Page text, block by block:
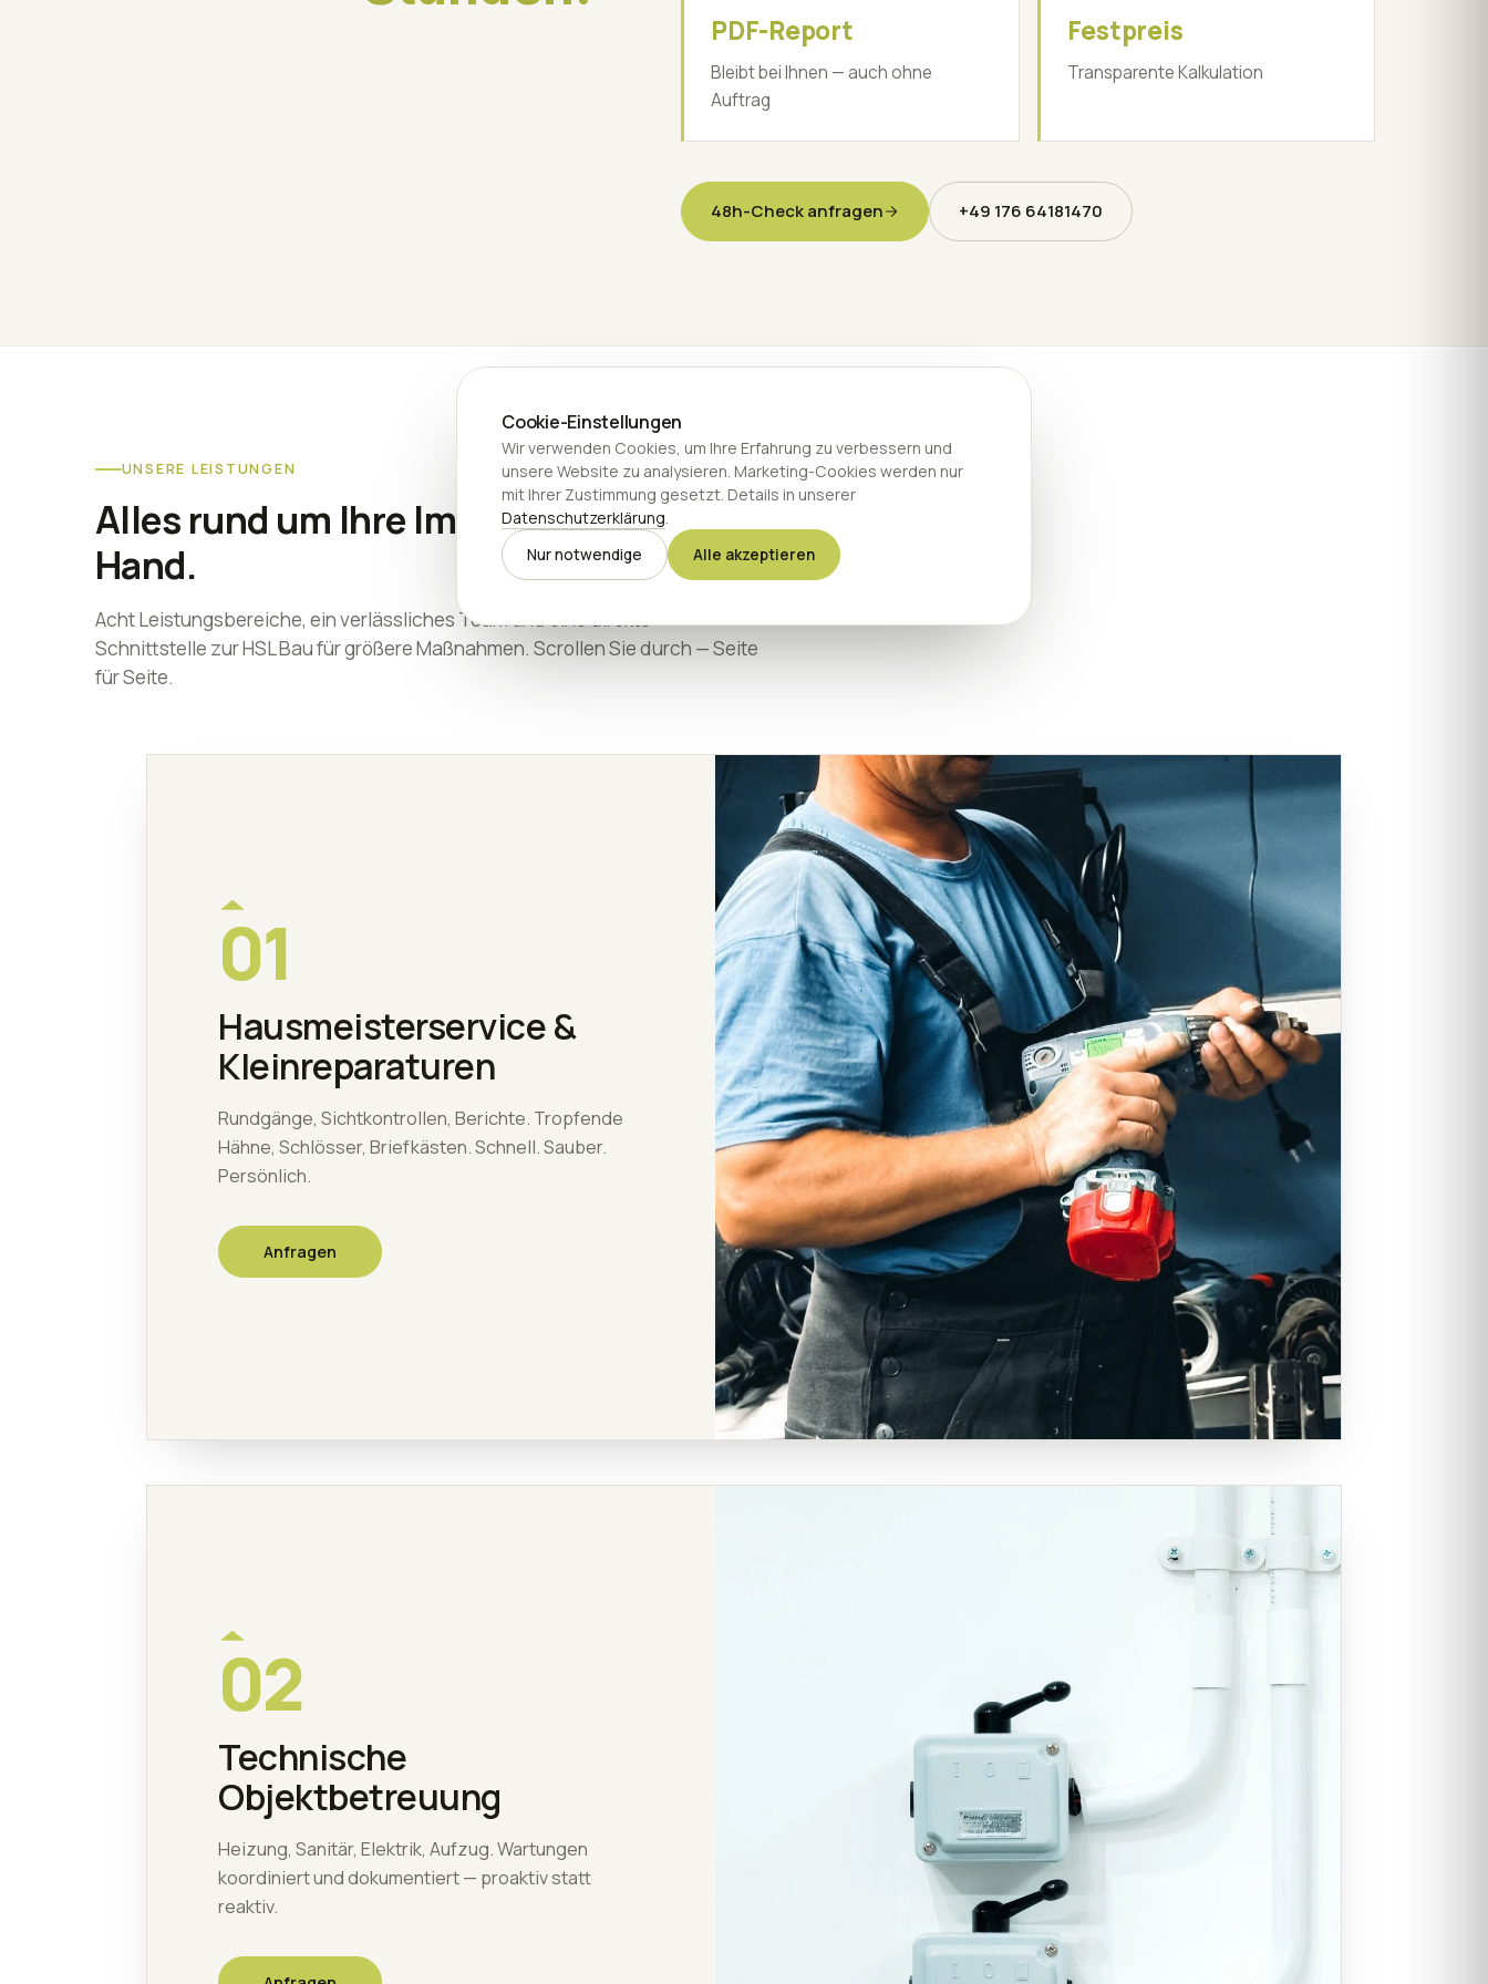
PDF-Report
Bleibt bei Ihnen — auch ohne
Auftrag
Festpreis
Transparente Kalkulation
48h-Check anfragen +49 176 64181470
UNSERE LEISTUNGEN
Alles rund um Ihre Immobilie — aus einer
Hand.
Acht Leistungsbereiche, ein verlässliches Team und eine direkte
Schnittstelle zur HSL Bau für größere Maßnahmen. Scrollen Sie durch — Seite
für Seite.
01
Hausmeisterservice &
Kleinreparaturen
Rundgänge, Sichtkontrollen, Berichte. Tropfende
Hähne, Schlösser, Briefkästen. Schnell. Sauber.
Persönlich.
Anfragen
02
Technische
Objektbetreuung
Heizung, Sanitär, Elektrik, Aufzug. Wartungen
koordiniert und dokumentiert — proaktiv statt
reaktiv.
Cookie-Einstellungen
Wir verwenden Cookies, um Ihre Erfahrung zu verbessern und
unsere Website zu analysieren. Marketing-Cookies werden nur
mit Ihrer Zustimmung gesetzt. Details in unserer
Datenschutzerklärung.
Nur notwendige
Alle akzeptieren